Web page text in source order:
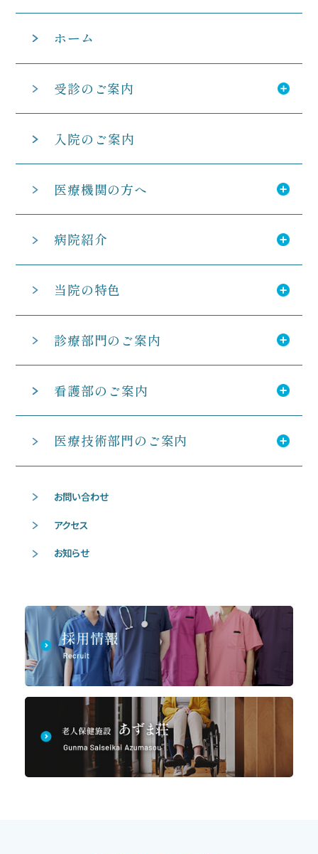
ホーム
受診のご案内
入院のご案内
医療機関の方へ
病院紹介
当院の特色
診療部門のご案内
看護部のご案内
医療技術部門のご案内
お問い合わせ
アクセス
お知らせ